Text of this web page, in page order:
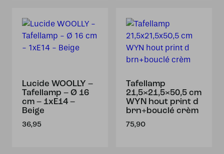
Lucide WOOLLY –
Tafellamp – Ø 16
cm – 1xE14 –
Beige
36,95
Tafellamp
21,5×21,5×50,5 cm
WYN hout print d
brn+bouclé crèm
75,90